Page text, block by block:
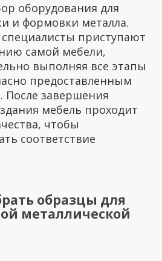
оборудования для
и формовки металла.
специалисты приступают
самой мебели,
выполняя все этапы
предоставленным
После завершения
мебель проходит
чтобы
соответствие
образцы для
металлической